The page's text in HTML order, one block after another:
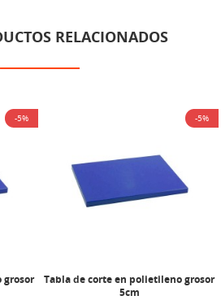
RELACIONADOS
-5%
grosor
-5%
Tabla de corte en polietileno grosor
5cm